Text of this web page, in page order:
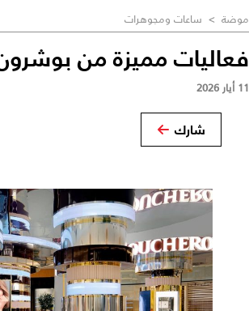
موضة > ساعات ومجوهرات
فعاليات مميزة من
11 أيار 2026
شارك